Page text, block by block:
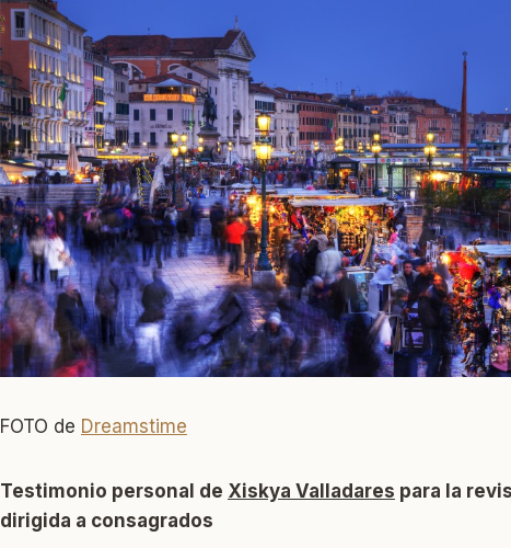
FOTO de Dreamstime
Testimonio personal de Xiskya Valladares para la
dirigida a consagrados